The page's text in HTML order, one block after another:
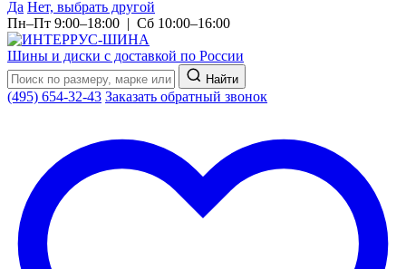
Да Нет, выбрать другой
Пн–Пт 9:00–18:00 | Сб 10:00–16:00
Шины и диски с доставкой по России
Найти
(495) 654-32-43 Заказать обратный звонок